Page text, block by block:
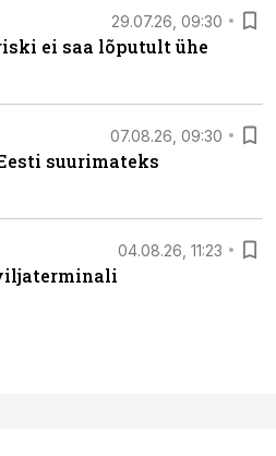
29.07.26, 09:30
ei saa lõputult ühe
07.08.26, 09:30
suurimateks
04.08.26, 11:23